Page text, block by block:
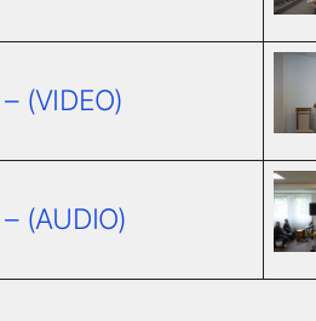
– (VIDEO)
– (AUDIO)